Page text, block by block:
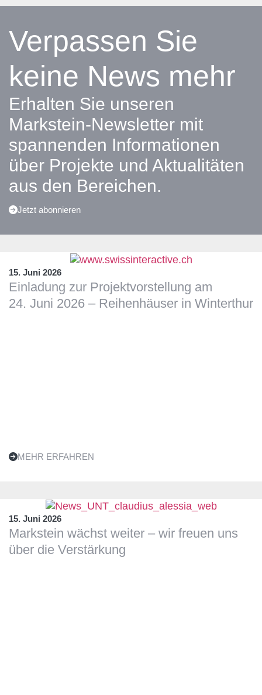
Verpassen Sie
keine News mehr
Erhalten Sie unseren
Markstein-Newsletter mit
spannenden Informationen
über Projekte und Aktualitäten
aus den Bereichen.
Jetzt abonnieren
15. Juni 2026
Einladung zur Projektvorstellung am
24. Juni 2026 – Reihenhäuser in Winterthur
MEHR ERFAHREN
15. Juni 2026
Markstein wächst weiter – wir freuen uns
über die Verstärkung